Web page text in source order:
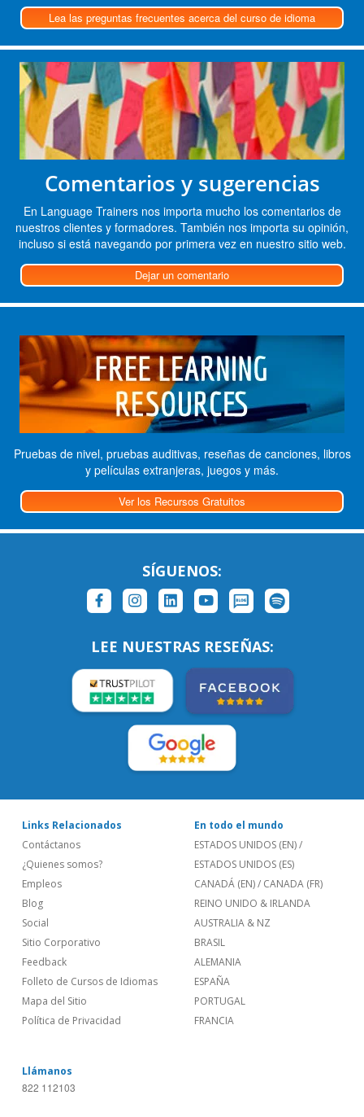
Lea las preguntas frecuentes acerca del curso de idioma
Comentarios y sugerencias
En Language Trainers nos importa mucho los comentarios de
nuestros clientes y formadores. También nos importa su opinión,
incluso si está navegando por primera vez en nuestro sitio web.
Dejar un comentario
Pruebas de nivel, pruebas auditivas, reseñas de canciones, libros
y películas extranjeras, juegos y más.
Ver los Recursos Gratuitos
SÍGUENOS:
LEE NUESTRAS RESEÑAS:
Links Relacionados
Contáctanos
¿Quienes somos?
Empleos
Blog
Social
Sitio Corporativo
Feedback
Folleto de Cursos de Idiomas
Mapa del Sitio
Política de Privacidad
En todo el mundo
ESTADOS UNIDOS (EN)/
ESTADOS UNIDOS (ES)
CANADÁ (EN)/ CANADA (FR)
REINO UNIDO & IRLANDA
AUSTRALIA & NZ
BRASIL
ALEMANIA
ESPAÑA
PORTUGAL
FRANCIA
Llámanos
822 112103